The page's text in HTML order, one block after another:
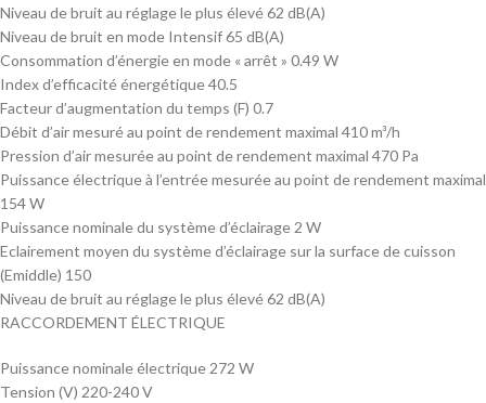
Niveau de bruit au réglage le plus élevé 62 dB(A)
Niveau de bruit en mode Intensif 65 dB(A)
Consommation d’énergie en mode « arrêt » 0.49 W
Index d’efficacité énergétique 40.5
Facteur d’augmentation du temps (F) 0.7
Débit d’air mesuré au point de rendement maximal 410 m³/h
Pression d’air mesurée au point de rendement maximal 470 Pa
Puissance électrique à l’entrée mesurée au point de rendement maximal
154 W
Puissance nominale du système d’éclairage 2 W
Eclairement moyen du système d’éclairage sur la surface de cuisson
(Emiddle) 150
Niveau de bruit au réglage le plus élevé 62 dB(A)
RACCORDEMENT ÉLECTRIQUE
Puissance nominale électrique 272 W
Tension (V) 220-240 V